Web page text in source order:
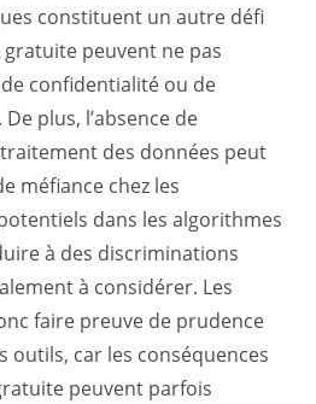
constituent un autre défi
gratuite peuvent ne pas
confidentialité ou de
plus, l’absence de
des données peut
méfiance chez les
dans les algorithmes
à des discriminations
à considérer. Les
faire preuve de prudence
outils, car les conséquences
peuvent parfois